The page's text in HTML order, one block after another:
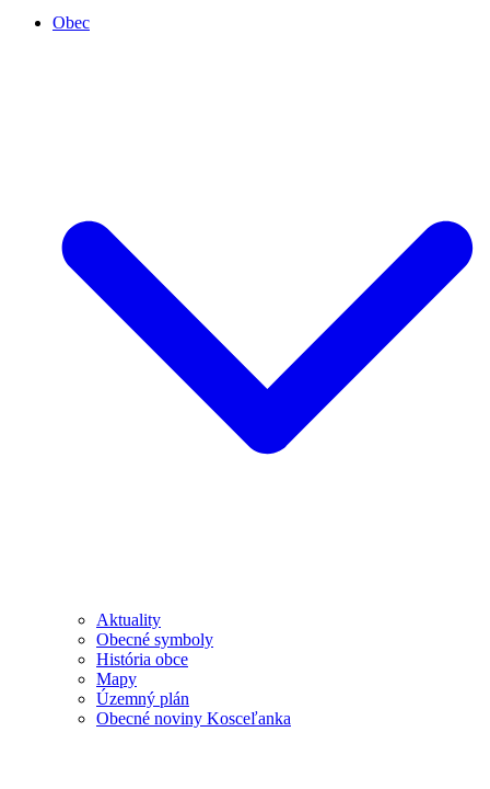
Obec
Aktuality
Obecné symboly
História obce
Mapy
Územný plán
Obecné noviny Kosceľanka